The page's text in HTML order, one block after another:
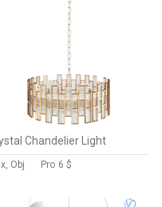
Chandelier Light
Obj Pro 6 $